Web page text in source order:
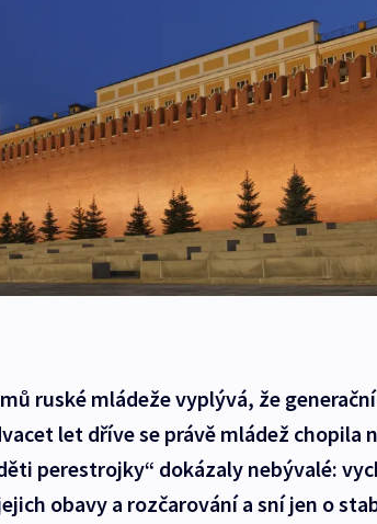
ruské mládeže vyplývá, že
let dříve se právě mládež chopila
perestrojky“ dokázaly nebývalé:
obavy a rozčarování a sní jen o